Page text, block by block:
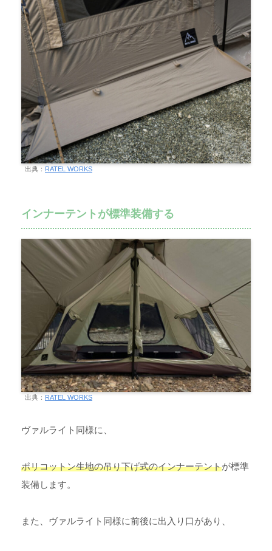
出典： RATEL WORKS
インナーテントが標準装備する
出典： RATEL WORKS
ヴァルライト同様に、
ポリコットン生地の吊り下げ式のインナーテントが標準
装備します。
また、ヴァルライト同様に前後に出入り口があり、